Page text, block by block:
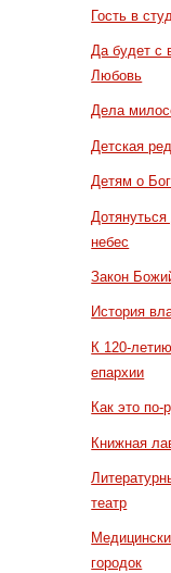
Гость в
Да будет с
Любовь
Дела
Детская
Детям о
Дотянуться
небес
Закон
История
К 120-летию
епархии
Как это по-
Книжная
театр
городок